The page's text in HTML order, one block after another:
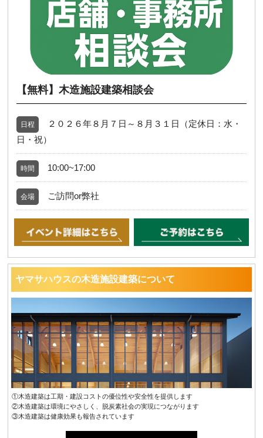
【無料】木造施設建築相談会
日程
２０２６年８月７日～８月３１日（定休日：水・
日・祝）
時間 10:00~17:00
会場 ご訪問or弊社
ヤマサハウスの木造施設建築について
①木造建築は工期・建設コストの優位性や安全性を提供します
②木造建築は環境にやさしく、脱炭素社会の実現につながります
③木造建築は健康効果も報告されています